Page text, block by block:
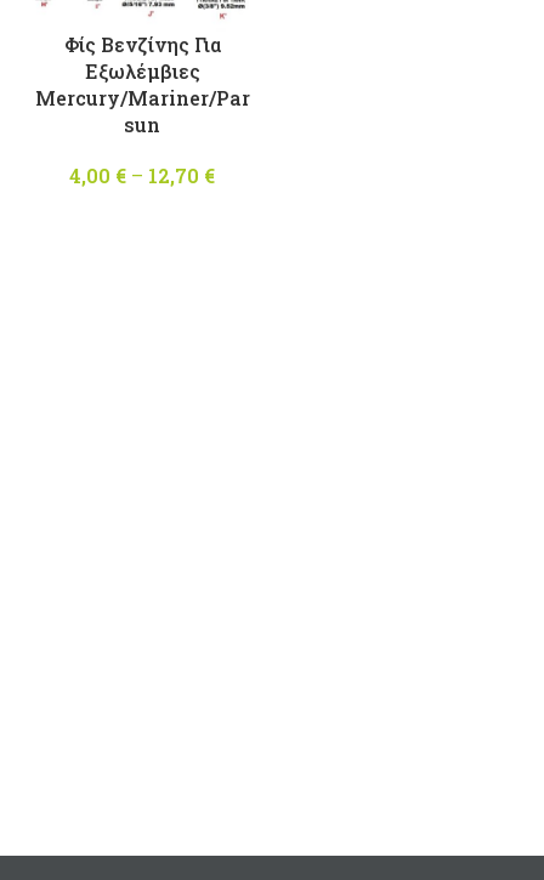
Φίς Βενζίνης Για
Εξωλέμβιες
Mercury/Mariner/Par
sun
4,00 € – 12,70 €